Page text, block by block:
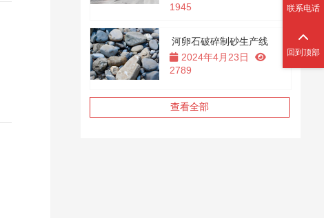
1945
河卵石破碎制砂生产线
2024年4月23日
2789
查看全部
联系电话
回到顶部